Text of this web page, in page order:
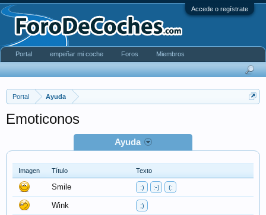
Accede o regístrate
Portal Ayuda
Emoticonos
Ayuda
Imagen Título Texto
Smile :) :-) (:
Wink ;)
Portal empeñar mi coche Foros Miembros